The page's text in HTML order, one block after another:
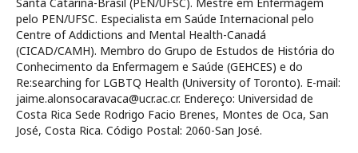
pelo PEN/UFSC. Especialista em Saúde Internacional pelo
Centre of Addictions and Mental Health-Canadá
(CICAD/CAMH). Membro do Grupo de Estudos de História do
Conhecimento da Enfermagem e Saúde (GEHCES) e do
Re:searching for LGBTQ Health (University of Toronto). E-mail:
jaime.alonsocaravaca@ucr.ac.cr. Endereço: Universidad de
Costa Rica Sede Rodrigo Facio Brenes, Montes de Oca, San
José, Costa Rica. Código Postal: 2060-San José.